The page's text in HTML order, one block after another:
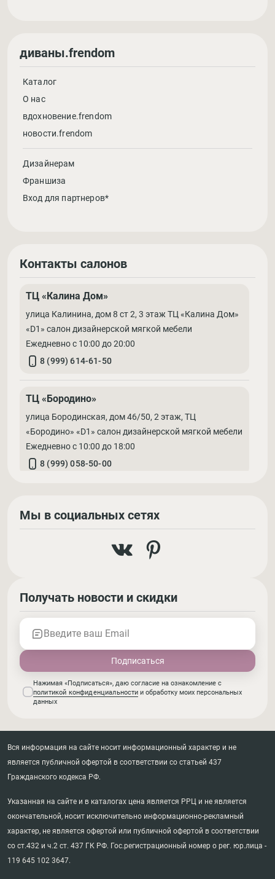
диваны.frendom
Каталог
О нас
вдохновение.frendom
новости.frendom
Дизайнерам
Франшиза
Вход для партнеров*
Контакты салонов
ТЦ «Калина Дом»
улица Калинина, дом 8 ст 2, 3 этаж ТЦ «Калина Дом»
«D1» салон дизайнерской мягкой мебели
Ежедневно с 10:00 до 20:00
8 (999) 614-61-50
ТЦ «Бородино»
улица Бородинская, дом 46/50, 2 этаж, ТЦ
«Бородино» «D1» салон дизайнерской мягкой мебели
Ежедневно с 10:00 до 18:00
8 (999) 058-50-00
Мы в социальных сетях
Получать новости и скидки
Введите ваш Email
Нажимая «Подписаться», даю согласие на ознакомление с
политикой конфиденциальности и обработку моих персональных
данных
Вся информация на сайте носит информационный характер и не
является публичной офертой в соответствии со статьей 437
Гражданского кодекса РФ.
Указанная на сайте и в каталогах цена является РРЦ и не является
окончательной, носит исключительно информационно-рекламный
характер, не является офертой или публичной офертой в соответствии
со ст.432 и ч.2 ст. 437 ГК РФ. Гос.регистрационный номер о рег. юр.лица -
119 645 102 3647.